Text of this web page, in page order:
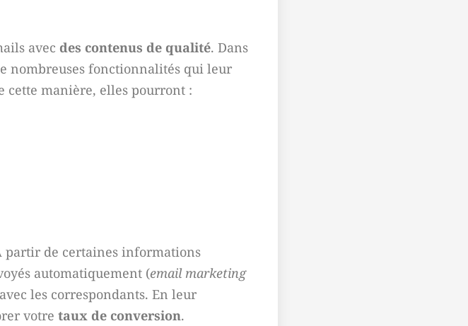
avec des contenus de qualité. Dans
nombreuses fonctionnalités qui leur
cette manière, elles pourront :
partir de certaines informations
automatiquement (email marketing
les correspondants. En leur
votre taux de conversion.